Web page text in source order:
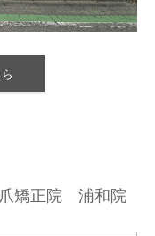
矯正院 浦和院